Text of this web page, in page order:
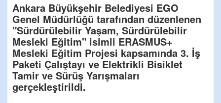
Ankara Büyükşehir Belediyesi EGO
Genel Müdürlüğü tarafından düzenlenen
"Sürdürülebilir Yaşam, Sürdürülebilir
Mesleki Eğitim" isimli ERASMUS+
Mesleki Eğitim Projesi kapsamında 3. İş
Paketi Çalıştayı ve Elektrikli Bisiklet
Tamir ve Sürüş Yarışmaları
gerçekleştirildi.